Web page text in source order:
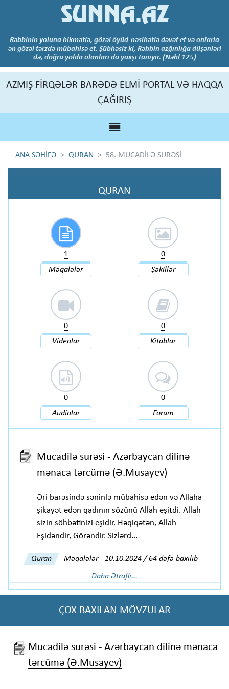
SUNNA.AZ
Rəbbinin yoluna hikmətlə, gözəl öyüd-nəsihətlə dəvət et və onlarla
ən gözəl tərzdə mübahisə et. Şübhəsiz ki, Rəbbin azğınlığa düşənləri
də, doğru yolda olanları da yaxşı tanıyır. (Nəhl 125)
AZMIŞ FİRQƏLƏR BARƏDƏ ELMİ PORTAL VƏ HAQQA
ÇAĞIRIŞ
ANA SƏHİFƏ QURAN 58. MUCADİLƏ SURƏSİ
QURAN
1
Məqalələr
0
Şəkillər
0
Videolar
0
Kitablar
0
Audiolar
0
Forum
Mucadilə surəsi - Azərbaycan dilinə
mənaca tərcümə (Ə.Musayev)
Əri barəsində səninlə mübahisə edən və Allaha
şikayət edən qadının sözünü Allah eşitdi. Allah
sizin söhbətinizi eşidir. Həqiqətən, Allah
Eşidəndir, Görəndir. Sizlərd...
Quran Məqalələr- 10.10.2024 / 64 dəfə baxılıb
Daha Ətraflı...
ÇOX BAXILAN MÖVZULAR
Mucadilə surəsi - Azərbaycan dilinə mənaca
tərcümə (Ə.Musayev)